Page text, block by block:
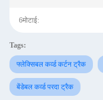
6मोटाई:
Tags:
फ्लेक्सिबल कर्व्ड कर्टन ट्रैक
बेंडेबल कर्व्ड परदा ट्रैक